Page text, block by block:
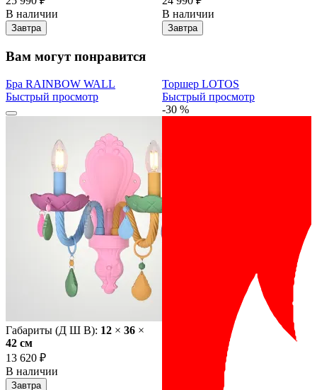
В наличии
Завтра
В наличии
Завтра
Вам могут понравится
Бра RAINBOW WALL
Быстрый просмотр
Габариты (Д Ш В): 12 × 36 ×
42 cм
13 620 ₽
В наличии
Завтра
Торшер LOTOS
Быстрый просмотр
-30 %